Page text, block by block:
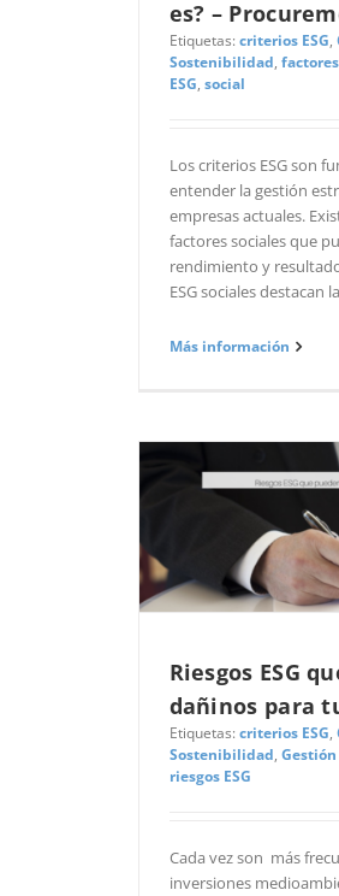
es? –
Etiquetas: criterios ESG,
Sostenibilidad,
ESG, social
Los criterios ESG son
entender la gestión
empresas actuales.
factores sociales que
rendimiento y
ESG sociales destacan
Más información
Riesgos ESG
dañinos para
Etiquetas: criterios ESG,
Sostenibilidad, Gestión
riesgos ESG
Cada vez son más
inversiones